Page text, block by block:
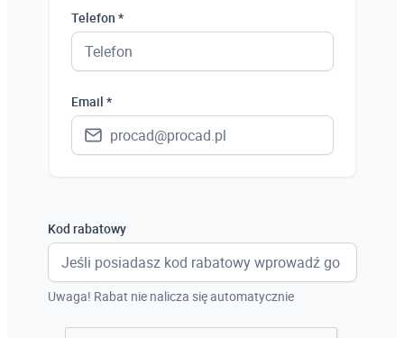
Telefon *
Email *
Kod rabatowy
Uwaga! Rabat nie nalicza się automatycznie
Polska
Ukraina
Niemcy
Wielka Brytania
Włochy
Francja
Szwecja
Holandia